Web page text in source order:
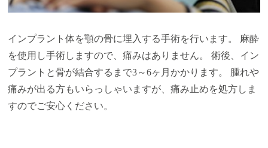
インプラント体を顎の骨に埋入する手術を行います。 麻酔
を使用し手術しますので、痛みはありません。 術後、イン
プラントと骨が結合するまで3～6ヶ月かかります。 腫れや
痛みが出る方もいらっしゃいますが、痛み止めを処方しま
すのでご安心ください。